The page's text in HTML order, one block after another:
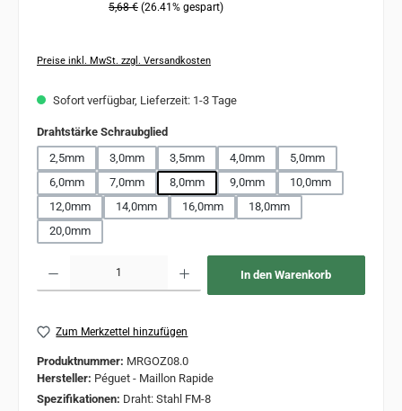
5,68 € (26.41% gespart)
Preise inkl. MwSt. zzgl. Versandkosten
Sofort verfügbar, Lieferzeit: 1-3 Tage
Drahtstärke Schraubgliedauswählen
2,5mm
3,0mm 3,5mm 4,0mm
5,0mm
6,0mm
7,0mm 8,0mm 9,0mm
10,0mm
12,0mm
14,0mm 16,0mm
18,0mm
20,0mm
In den Warenkorb
Zum Merkzettel hinzufügen
Produktnummer: MRGOZ08.0
Hersteller: Péguet - Maillon Rapide
Spezifikationen: Draht: Stahl FM-8